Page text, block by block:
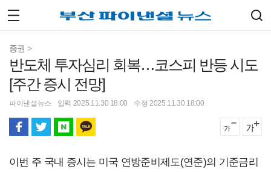
증권 >
반도체 투자심리 회복…코스피 반등 시도
[주간 증시 전망]
파이낸셜뉴스 입력 2025.11.30 18:00 수정 2025.11.30 18:00
이번 주 국내 증시는 미국 연방준비제도(연준)의 기준금리